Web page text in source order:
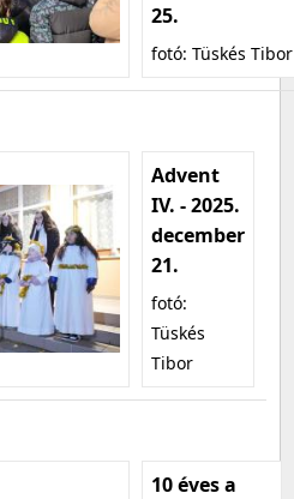
25.
fotó: Tüskés Tibor
Advent
IV. - 2025.
december
21.
fotó:
Tüskés
Tibor
10 éves a